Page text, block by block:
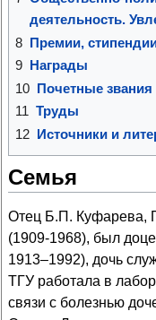
деятельность.
8 Премии,
9 Награды
10 Почетные звания
11 Труды
12 Источники и
Семья
Отец Б.П. Куфарева,
(1909-1968), был
1913–1992), дочь
ТГУработала в
связи с болезнью